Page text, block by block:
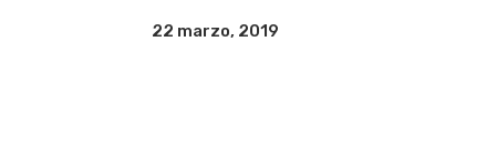
22 marzo, 2019